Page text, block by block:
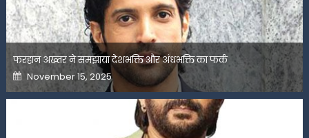
फरहान अख्तर ने समझाया देशभक्ति और अंधभक्ति का फर्क
Posted
on
November 15, 2025